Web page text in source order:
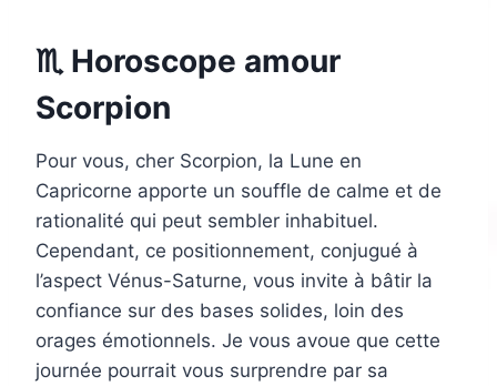
♏ Horoscope amour
Scorpion
Pour vous, cher Scorpion, la Lune en
Capricorne apporte un souffle de calme et de
rationalité qui peut sembler inhabituel.
Cependant, ce positionnement, conjugué à
l’aspect Vénus-Saturne, vous invite à bâtir la
confiance sur des bases solides, loin des
orages émotionnels. Je vous avoue que cette
journée pourrait vous surprendre par sa